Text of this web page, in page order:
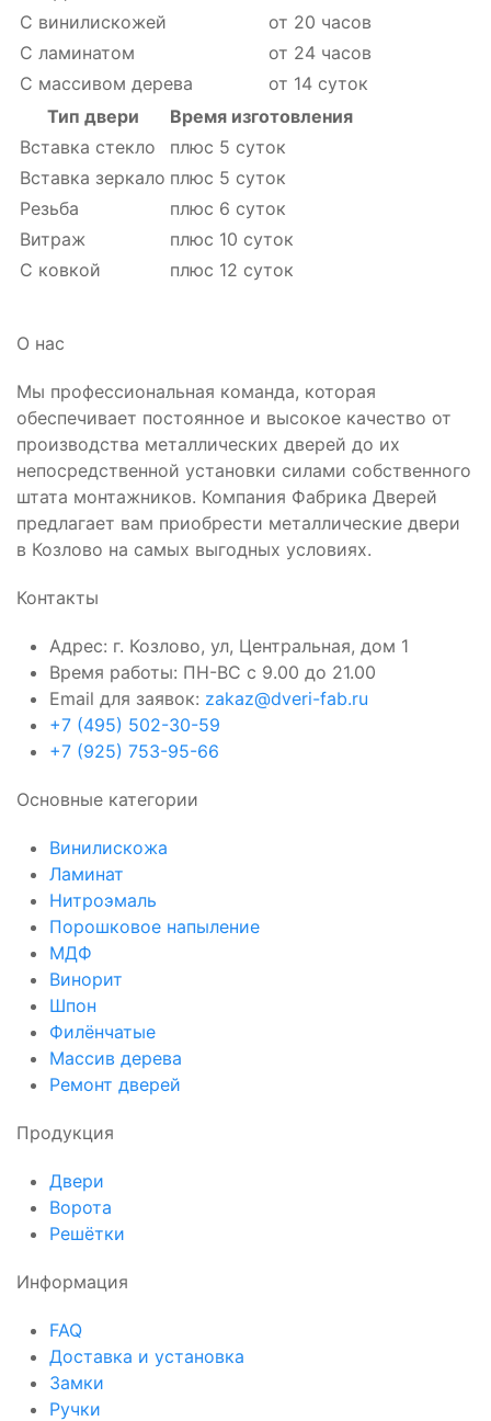
С винилискожей
от 20 часов
С ламинатом
от 24 часов
С массивом дерева
от 14 суток
Тип двери
Время изготовления
Вставка стекло
плюс 5 суток
Вставка зеркало плюс 5 суток
Резьба
плюс 6 суток
Витраж
плюс 10 суток
С ковкой
плюс 12 суток
О нас
Мы профессиональная команда, которая
обеспечивает постоянное и высокое качество от
производства металлических дверей до их
непосредственной установки силами собственного
штата монтажников. Компания Фабрика Дверей
предлагает вам приобрести металлические двери
в Козлово на самых выгодных условиях.
Контакты
Адрес: г. Козлово, ул, Центральная, дом 1
Время работы: ПН-ВС с 9.00 до 21.00
Email для заявок: zakaz@dveri-fab.ru
+7 (495) 502-30-59
+7 (925) 753-95-66
Основные категории
Винилискожа
Ламинат
Нитроэмаль
Порошковое напыление
МДФ
Винорит
Шпон
Филёнчатые
Массив дерева
Ремонт дверей
Продукция
Двери
Ворота
Решётки
Информация
FAQ
Доставка и установка
Замки
Ручки